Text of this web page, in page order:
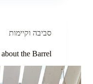
סביבה וקיימות
about the Barrel